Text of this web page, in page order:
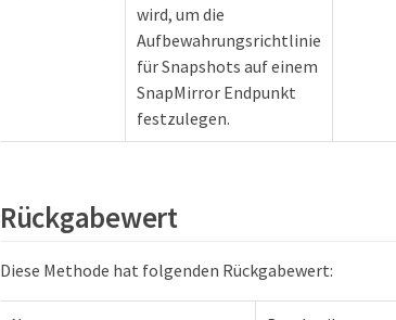
wird, um die
Aufbewahrungsrichtlinie
für Snapshots auf einem
SnapMirror Endpunkt
festzulegen.
Rückgabewert
Diese Methode hat folgenden Rückgabewert: